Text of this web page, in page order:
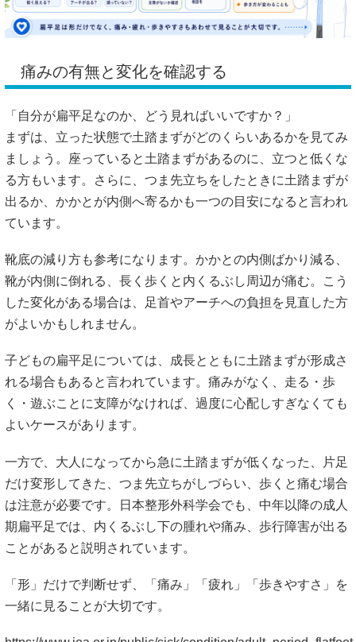
痛みの有無と変化を確認する
「自分が扁平足なのか、どう見ればいいですか？」
まずは、立った状態で土踏まずがどのくらいあるかを見てみ
ましょう。座っていると土踏まずがあるのに、立つと低くな
る方もいます。さらに、つま先立ちをしたときに土踏まずが
出るか、かかとが内側へ寄るかも一つの目安になると言われ
ています。
靴底の減り方も参考になります。かかとの内側ばかり減る、
靴が内側に倒れる、長く歩くと内くるぶし周辺が痛む。こう
した変化がある場合は、足首やアーチへの負担を見直した方
がよいかもしれません。
子どもの扁平足については、成長とともに土踏まずが形成さ
れる場合もあると言われています。痛みがなく、走る・歩
く・遊ぶことに支障がなければ、過度に心配しすぎなくても
よいケースがあります。
一方で、大人になってから急に土踏まずが低くなった、片足
だけ変形してきた、つま先立ちがしづらい、歩くと痛む場合
は注意が必要です。日本整形外科学会でも、中年以降の成人
期扁平足では、内くるぶし下の腫れや痛み、歩行障害が出る
ことがあると説明されています。
「形」だけで判断せず、「痛み」「疲れ」「歩きやすさ」を
一緒に見ることが大切です。